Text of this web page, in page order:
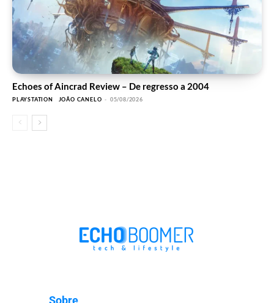
Echoes of Aincrad Review – De regresso a 2004
PLAYSTATION JOÃO CANELO - 05/08/2026
Sobre